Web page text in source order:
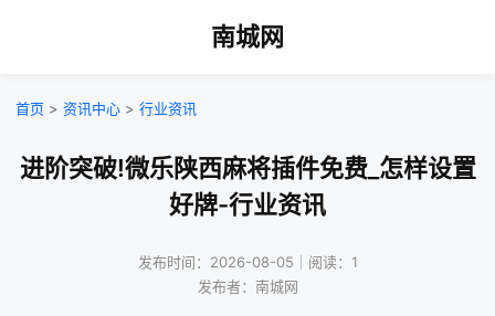
南城网
首页 > 资讯中心 > 行业资讯
进阶突破!微乐陕西麻将插件免费_怎样设置
好牌-行业资讯
发布时间：2026-08-05｜阅读：1
发布者：南城网